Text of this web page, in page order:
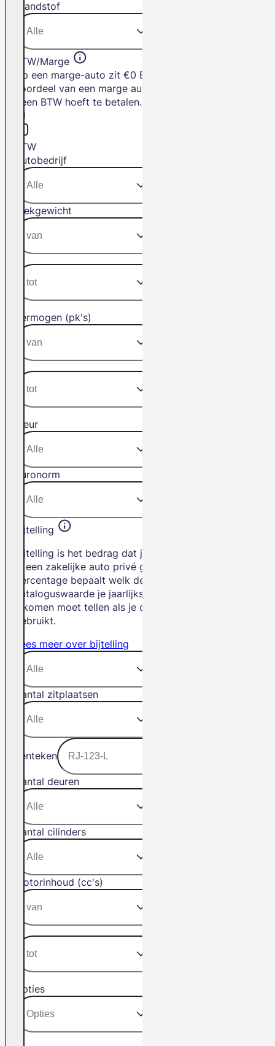
Brandstof
BTW/Marge
Op een marge-auto zit €0 BTW. Het
voordeel van een marge auto is dat je
geen BTW hoeft te betalen.
BTW
Autobedrijf
Trekgewicht
Vermogen (pk's)
Kleur
Euronorm
Bijtelling
Bijtelling is het bedrag dat je betaalt als
je een zakelijke auto privé gebruikt. Het
percentage bepaalt welk deel van de
cataloguswaarde je jaarlijks bij je
inkomen moet tellen als je de auto privé
gebruikt.
Lees meer over bijtelling
Aantal zitplaatsen
Kenteken
Aantal deuren
Aantal cilinders
Motorinhoud (cc's)
Opties